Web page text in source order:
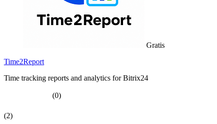
Gratis
Time2Report
Time tracking reports and analytics for Bitrix24
(0)
(2)